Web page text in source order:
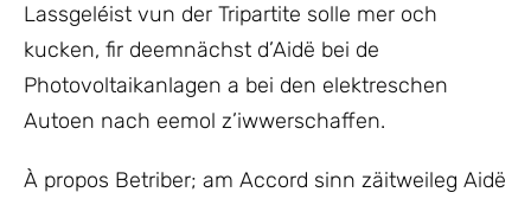
Lassgeléist vun der Tripartite solle mer och
kucken, fir deemnächst d’Aidë bei de
Photovoltaikanlagen a bei den elektreschen
Autoen nach eemol z’iwwerschaffen.
À propos Betriber; am Accord sinn zäitweileg Aidë